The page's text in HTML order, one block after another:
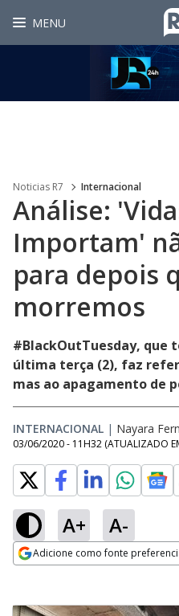
MENU
Noticias R7 Internacional
Análise:
Importam'
para depois
morremos
#BlackOutTuesday, que
última terça (2), faz
mas ao apagamento de
INTERNACIONAL | Nayara
03/06/2020 - 11H32 (ATUALIZADO
A+ A-
Adicione como fonte